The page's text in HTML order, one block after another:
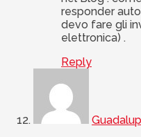
responder
devo fare gli
elettronica) .
Reply